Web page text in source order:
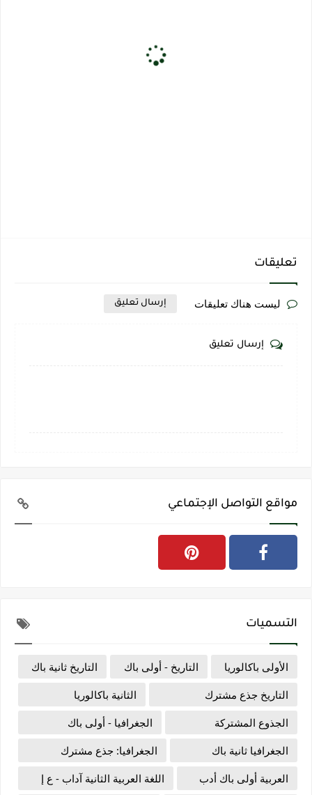
تعليقات
ليست هناك تعليقات إرسال تعليق
إرسال تعليق
مواقع التواصل الإجتماعي
التسميات
الأولى باكالوريا التاريخ - أولى باك
التاريخ ثانية باك
التاريخ جذع مشترك
الثانية باكالوريا
الجذوع المشتركة
الجغرافيا - أولى باك
الجغرافيا ثانية باك
الجغرافيا: جذع مشترك
العربية أولى باك أدب
اللغة العربية الثانية آداب - ع إ